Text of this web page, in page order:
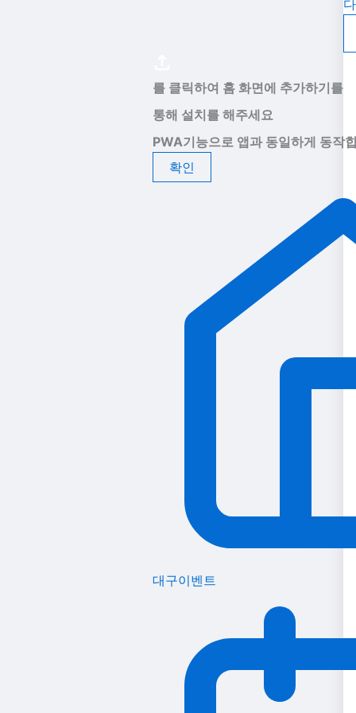
를 클릭하여 홈 화면에 추가하기를
통해 설치를 해주세요
PWA기능으로 앱과 동일하게 동작
확인
대구이벤트